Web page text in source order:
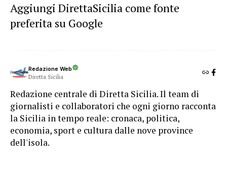
Aggiungi DirettaSicilia come fonte
preferita su Google
Redazione Web
Diretta Sicilia
Redazione centrale di Diretta Sicilia. Il team di
giornalisti e collaboratori che ogni giorno racconta
la Sicilia in tempo reale: cronaca, politica,
economia, sport e cultura dalle nove province
dell'isola.